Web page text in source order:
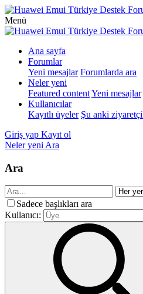
Menü
Ana sayfa
Forumlar
Yeni mesajlar Forumlarda ara
Neler yeni
Featured contentYeni mesajlar
Kullanıcılar
Kayıtlı üyeler Şu anki
Giriş yap Kayıt ol
Neler yeni Ara
Ara
Sadece başlıkları ara
Kullanıcı: